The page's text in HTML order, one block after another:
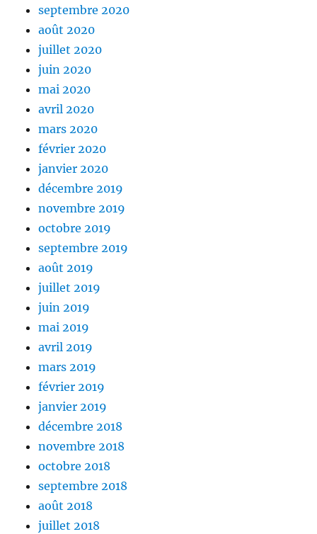
septembre 2020
août 2020
juillet 2020
juin 2020
mai 2020
avril 2020
mars 2020
février 2020
janvier 2020
décembre 2019
novembre 2019
octobre 2019
septembre 2019
août 2019
juillet 2019
juin 2019
mai 2019
avril 2019
mars 2019
février 2019
janvier 2019
décembre 2018
novembre 2018
octobre 2018
septembre 2018
août 2018
juillet 2018